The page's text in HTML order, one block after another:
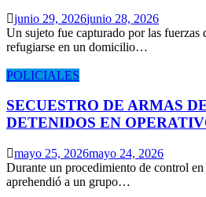
junio 29, 2026junio 28, 2026
Un sujeto fue capturado por las fuerzas
refugiarse en un domicilio…
POLICIALES
SECUESTRO DE ARMAS
DETENIDOS EN
mayo 25, 2026mayo 24, 2026
Durante un procedimiento de control
aprehendió a un grupo…